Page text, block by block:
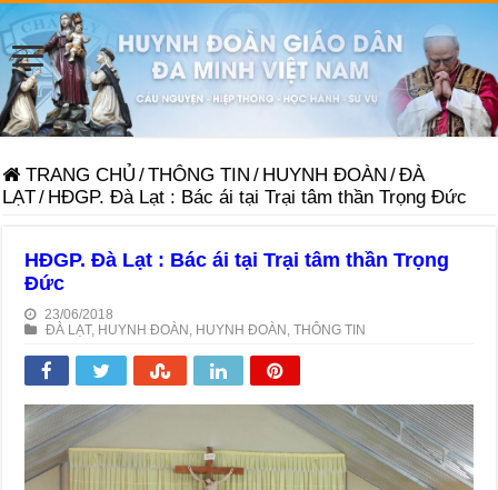
TRANG CHỦ /THÔNG TIN / HUYNH ĐOÀN /ĐÀ
LẠT/ HĐGP. Đà Lạt : Bác ái tại Trại tâm thần Trọng Đức
HĐGP. Đà Lạt : Bác ái tại Trại tâm thần Trọng
Đức
23/06/2018
ĐÀ LẠT, HUYNH ĐOÀN HUYNH ĐOÀN ,THÔNG TIN